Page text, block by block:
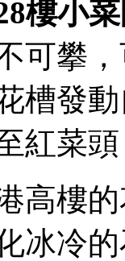
樓小菜
可攀
槽發
紅菜
高樓
冰冷